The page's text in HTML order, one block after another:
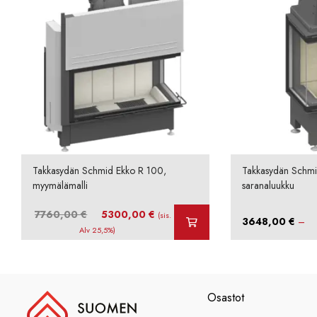
Takkasydän Schmid Ekko R 100,
myymälämalli
7760,00€
Alkuperäinen
hinta
oli:
5300,00€ Nykyinen
on:
(sis.
Alv 25,5%)
Takkasydän
saranaluukku
3648,00 € –
Osastot